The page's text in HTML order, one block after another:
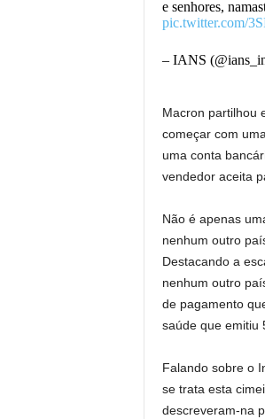
e senhores,
pic.twitter.com/
– IANS
Macron partilhou
começar com
uma conta
vendedor aceita
Não é apenas
nenhum outro
Destacando a
nenhum outro
de pagamento
saúde que emitiu
Falando sobre o
se trata esta
descreveram-na